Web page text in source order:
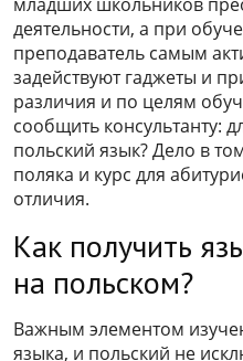
деятельности, а при
преподаватель самым
задействуют гаджеты и
различия и по целям
сообщить консультанту:
польский язык? Дело в
поляка и курс для
отличия.
Как получить
на польском?
Важным элементом
языка, и польский не